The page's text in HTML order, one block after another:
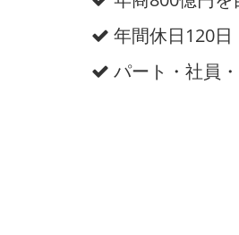
年間休日120日
パート・社員